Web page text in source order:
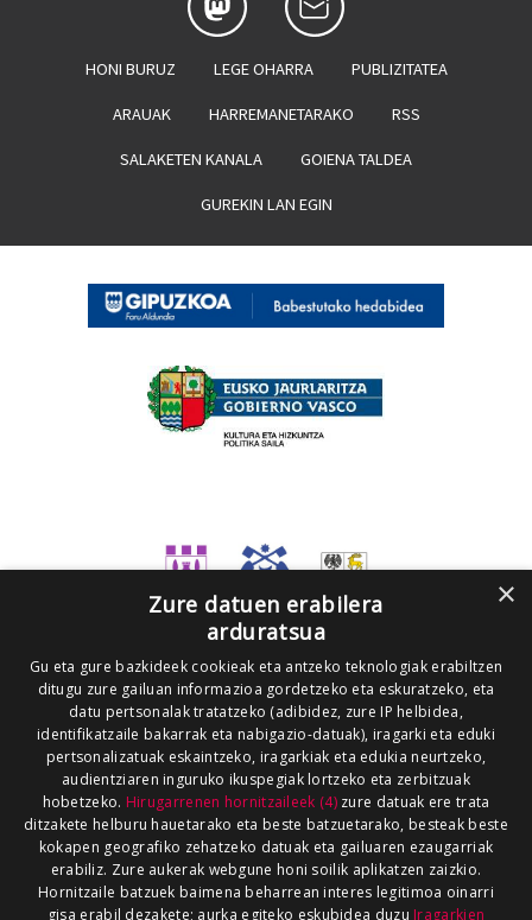
HONI BURUZ LEGE OHARRA PUBLIZITATEA
ARAUAK HARREMANETARAKO RSS
SALAKETEN KANALA GOIENA TALDEA
GUREKIN LAN EGIN
×
Zure datuen erabilera
arduratsua
Gu eta gure bazkideek cookieak eta antzeko teknologiak erabiltzen
ditugu zure gailuan informazioa gordetzeko eta eskuratzeko, eta
datu pertsonalak tratatzeko (adibidez, zure IP helbidea,
identifikatzaile bakarrak eta nabigazio-datuak), iragarki eta eduki
pertsonalizatuak eskaintzeko, iragarkiak eta edukia neurtzeko,
audientziaren inguruko ikuspegiak lortzeko eta zerbitzuak
hobetzeko. Hirugarrenen hornitzaileek (4)zure datuak ere trata
ditzakete helburu hauetarako eta beste batzuetarako, besteak beste
kokapen geografiko zehatzeko datuak eta gailuaren ezaugarriak
erabiliz. Zure aukerak webgune honi soilik aplikatzen zaizkio.
Hornitzaile batzuek baimena beharrean interes legitimoa oinarri
gisa erabil dezakete; aurka egiteko eskubidea duzu Iragarkien